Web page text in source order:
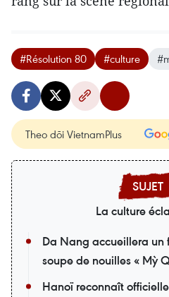
#Résolution 80 #culture
Theo dõi VietnamPlus
La culture
Da Nang accueillera un
soupe de nouilles « Mỳ
Hanoï reconnaît